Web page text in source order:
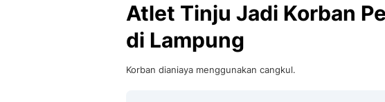
Atlet Tinju Jadi Korban
di Lampung
Korban dianiaya menggunakan cangkul.